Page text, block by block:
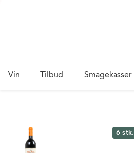
Vin Tilbud Smagekasser
6 stk.